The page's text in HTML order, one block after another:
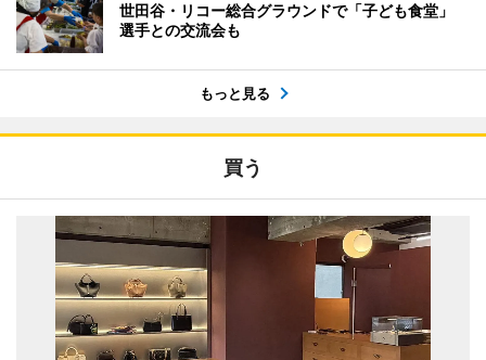
世田谷・リコー総合グラウンドで「子ども食堂」
選手との交流会も
もっと見る
買う